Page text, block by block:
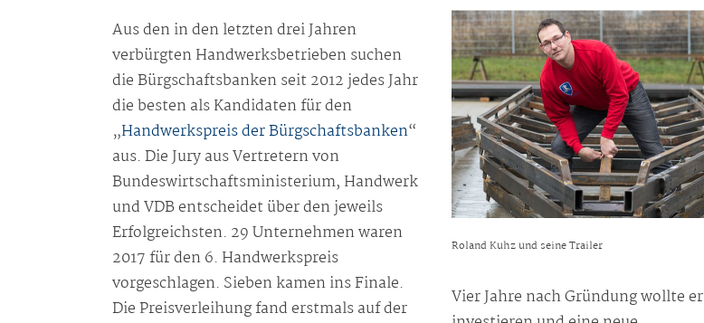
Aus den in den letzten drei Jahren
verbürgten Handwerksbetrieben suchen
die Bürgschaftsbanken seit 2012 jedes Jahr
die besten als Kandidaten für den
„Handwerkspreis der Bürgschaftsbanken“
aus. Die Jury aus Vertretern von
Bundeswirtschaftsministerium, Handwerk
und VDB entscheidet über den jeweils
Erfolgreichsten. 29 Unternehmen waren
2017 für den 6. Handwerkspreis
vorgeschlagen. Sieben kamen ins Finale.
Die Preisverleihung fand erstmals auf der
Roland Kuhz und seine Trailer
Vier Jahre nach Gründung wollte er